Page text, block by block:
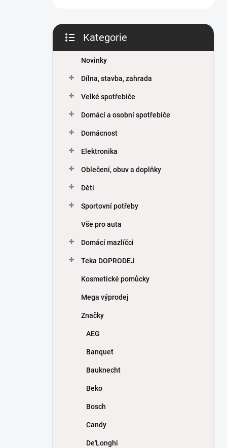
kategorie
Kategorie
Novinky
Dílna, stavba, zahrada
Velké spotřebiče
Domácí a osobní spotřebiče
Domácnost
Elektronika
Oblečení, obuv a doplňky
Děti
Sportovní potřeby
Vše pro auta
Domácí mazlíčci
Teka DOPRODEJ
Kosmetické pomůcky
Mega výprodej
Značky
AEG
Banquet
Bauknecht
Beko
Bosch
Candy
De'Longhi